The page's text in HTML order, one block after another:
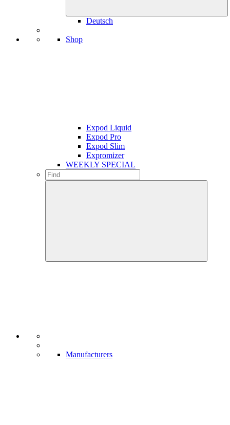
Deutsch
Shop
Expod Liquid
Expod Pro
Expod Slim
Expromizer
WEEKLY SPECIAL
Manufacturers